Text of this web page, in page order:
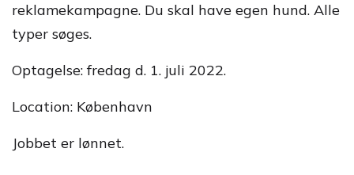
reklamekampagne. Du skal have egen hund. Alle
typer søges.
Optagelse: fredag d. 1. juli 2022.
Location: København
Jobbet er lønnet.